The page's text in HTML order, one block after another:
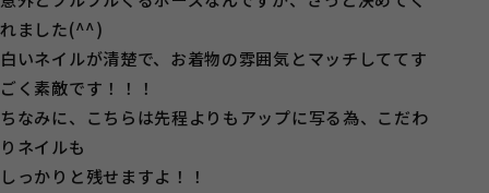
れました(^^)
白いネイルが清楚で、お着物の雰囲気とマッチしててす
ごく素敵です！！！
ちなみに、こちらは先程よりもアップに写る為、こだわ
りネイルも
しっかりと残せますよ！！